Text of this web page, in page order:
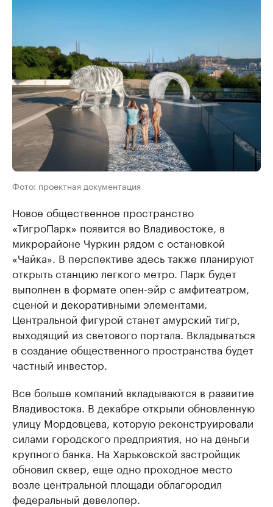
Фото: проектная документация
Новое общественное пространство
«ТигроПарк» появится во Владивостоке, в
микрорайоне Чуркин рядом с остановкой
«Чайка». В перспективе здесь также планируют
открыть станцию легкого метро. Парк будет
выполнен в формате опен-эйр с амфитеатром,
сценой и декоративными элементами.
Центральной фигурой станет амурский тигр,
выходящий из светового портала. Вкладываться
в создание общественного пространства будет
частный инвестор.
Все больше компаний вкладываются в развитие
Владивостока. В декабре открыли обновленную
улицу Мордовцева, которую реконструировали
силами городского предприятия, но на деньги
крупного банка. На Харьковской застройщик
обновил сквер, еще одно проходное место
возле центральной площади облагородил
федеральный девелопер.